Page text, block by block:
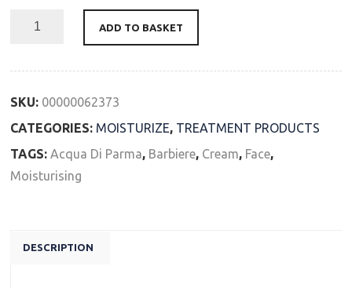
ADD TO BASKET
SKU: 00000062373
CATEGORIES: MOISTURIZE, TREATMENT PRODUCTS
TAGS:Acqua Di Parma, Barbiere, Cream, Face,
Moisturising
DESCRIPTION